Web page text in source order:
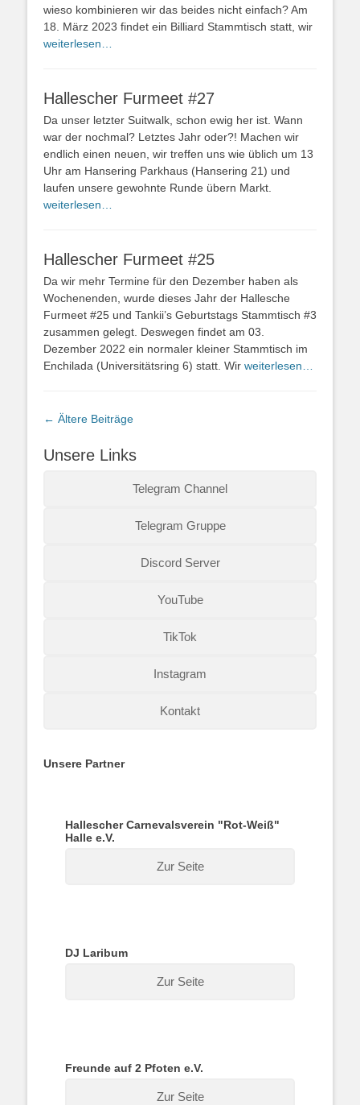
wieso kombinieren wir das beides nicht einfach? Am
18. März 2023 findet ein Billiard Stammtisch statt, wir
weiterlesen…
Hallescher Furmeet #27
Da unser letzter Suitwalk, schon ewig her ist. Wann
war der nochmal? Letztes Jahr oder?! Machen wir
endlich einen neuen, wir treffen uns wie üblich um 13
Uhr am Hansering Parkhaus (Hansering 21) und
laufen unsere gewohnte Runde übern Markt.
weiterlesen…
Hallescher Furmeet #25
Da wir mehr Termine für den Dezember haben als
Wochenenden, wurde dieses Jahr der Hallesche
Furmeet #25 und Tankii’s Geburtstags Stammtisch #3
zusammen gelegt. Deswegen findet am 03.
Dezember 2022 ein normaler kleiner Stammtisch im
Enchilada (Universitätsring 6) statt. Wir weiterlesen…
Beitragsnavigation
← Ältere Beiträge
Unsere Links
Telegram Channel
Telegram Gruppe
Discord Server
YouTube
TikTok
Instagram
Kontakt
Unsere Partner
Hallescher Carnevalsverein "Rot-Weiß"
Halle e.V.
Zur Seite
DJ Laribum
Zur Seite
Freunde auf 2 Pfoten e.V.
Zur Seite